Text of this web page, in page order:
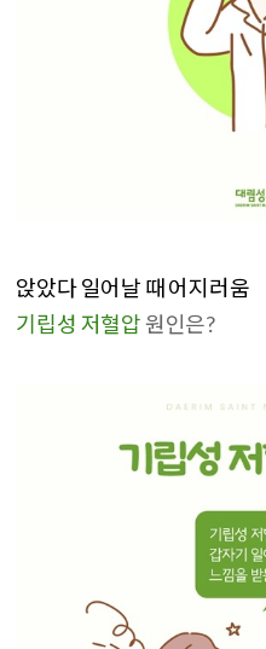
앉았다 일어날 때 어지러움
기립성 저혈압원인은?